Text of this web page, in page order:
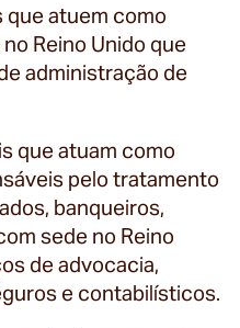
que atuem como
Reino Unido que
administração de
que atuam como
pelo tratamento
banqueiros,
sede no Reino
de advocacia,
e contabilísticos.